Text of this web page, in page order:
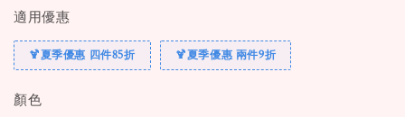
適用優惠
🍹夏季優惠 四件85折 🍹夏季優惠 兩件9折
顏色